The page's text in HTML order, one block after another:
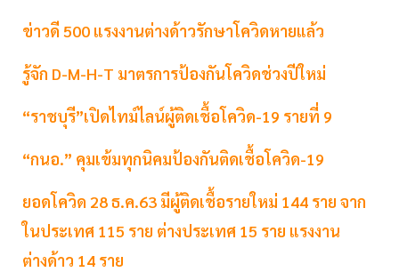
ข่าวดี 500 แรงงานต่างด้าวรักษาโควิดหายแล้ว
รู้จัก D-M-H-T มาตรการป้องกันโควิดช่วงปีใหม่
“ราชบุรี”เปิดไทม์ไลน์ผู้ติดเชื้อโควิด-19 รายที่ 9
“กนอ.” คุมเข้มทุกนิคมป้องกันติดเชื้อโควิด-19
ยอดโควิด 28 ธ.ค.63 มีผู้ติดเชื้อรายใหม่ 144 ราย จาก
ในประเทศ 115 ราย ต่างประเทศ 15 ราย แรงงาน
ต่างด้าว 14 ราย